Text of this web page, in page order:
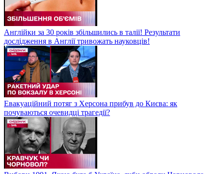
Англійки за 30 років збільшились в талії! Результати
дослідження в Англії тривожать науковців!
Евакуаційний потяг з Херсона прибув до Києва: як
почуваються очевидці трагедії?